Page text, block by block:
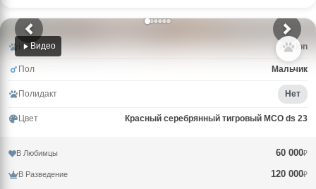
Видео
Имя Avalon
Пол Мальчик
Полидакт Нет
Цвет Красный серебрянный тигровый MCO ds 23
В Любимцы 60 000₽
В Разведение 120 000₽